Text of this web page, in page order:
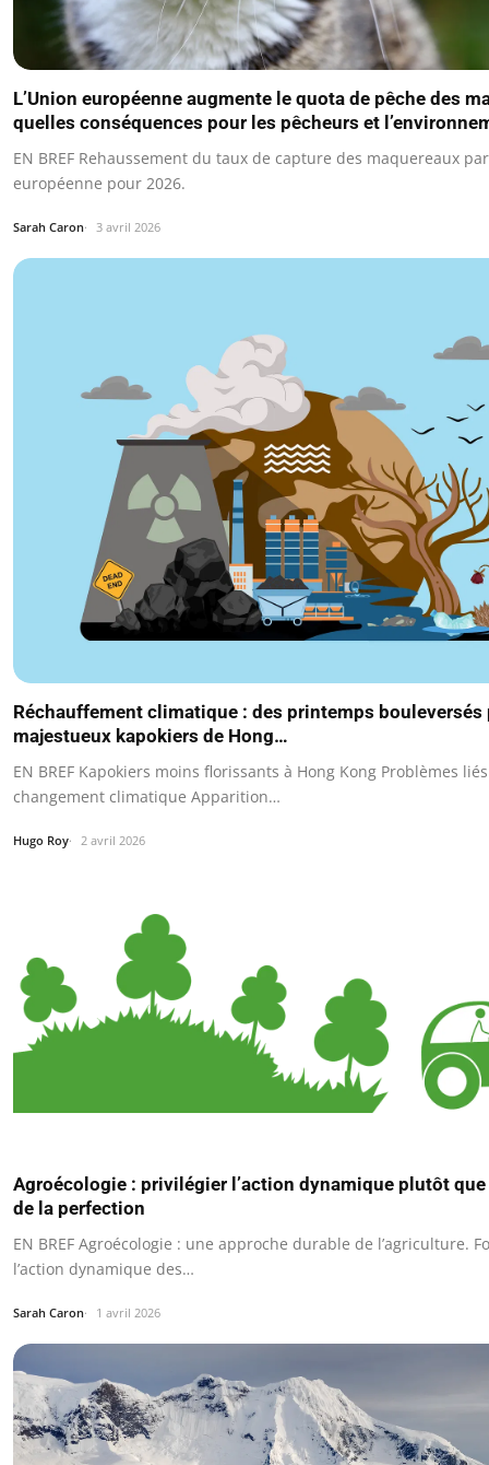
L’Union européenne augmente le quota de pêche des
quelles conséquences pour les pêcheurs et
EN BREF Rehaussement du taux de capture des maquereaux
européenne pour 2026.
Sarah Caron 3 avril 2026
Réchauffement climatique : des printemps bouleversés
majestueux kapokiers de Hong…
EN BREF Kapokiers moins florissants à Hong Kong Problèmes
changement climatique Apparition…
Hugo Roy 2 avril 2026
Agroécologie : privilégier l’action dynamique plutôt
de la perfection
EN BREF Agroécologie : une approche durable de l’agriculture.
l’action dynamique des…
Sarah Caron 1 avril 2026